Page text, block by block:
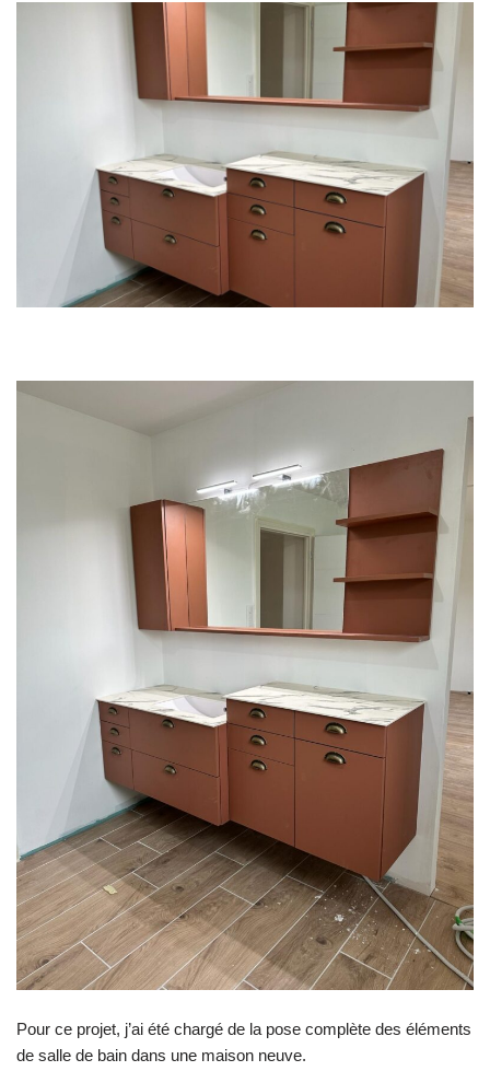
Pour ce projet, j’ai été chargé de la pose complète des éléments
de salle de bain dans une maison neuve.